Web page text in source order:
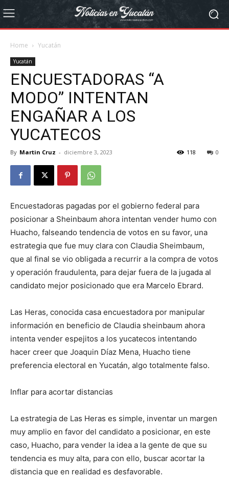
Home Yucatán
Yucatán
ENCUESTADORAS “A
MODO” INTENTAN
ENGAÑAR A LOS
YUCATECOS
By Martin Cruz - diciembre 3, 2023 0
118
Encuestadoras pagadas por el gobierno federal para
posicionar a Sheinbaum ahora intentan vender humo con
Huacho, falseando tendencia de votos en su favor, una
estrategia que fue muy clara con Claudia Sheimbaum,
que al final se vio obligada a recurrir a la compra de votos
y operación fraudulenta, para dejar fuera de la jugada al
candidato mejor posicionado que era Marcelo Ebrard.
Las Heras, conocida casa encuestadora por manipular
información en beneficio de Claudia sheinbaum ahora
intenta vender espejitos a los yucatecos intentando
hacer creer que Joaquin Díaz Mena, Huacho tiene
preferencia electoral en Yucatán, algo totalmente falso.
Inflar para acortar distancias
La estrategia de Las Heras es simple, inventar un margen
muy amplio en favor del candidato a posicionar, en este
caso, Huacho, para vender la idea a la gente de que su
tendencia es muy alta, para con ello, buscar acortar la
distancia que en realidad es desfavorable.